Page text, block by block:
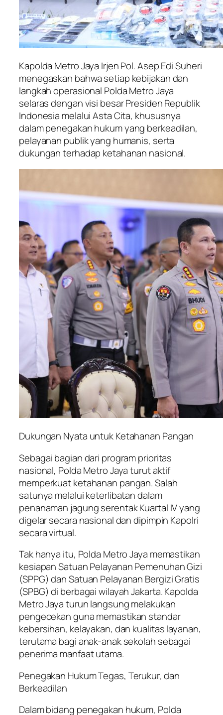
Kapolda Metro Jaya Irjen Pol. Asep Edi Suheri
menegaskan bahwa setiap kebijakan dan
langkah operasional Polda Metro Jaya
selaras dengan visi besar Presiden Republik
Indonesia melalui Asta Cita, khususnya
dalam penegakan hukum yang berkeadilan,
pelayanan publik yang humanis, serta
dukungan terhadap ketahanan nasional.
Dukungan Nyata untuk Ketahanan Pangan
Sebagai bagian dari program prioritas
nasional, Polda Metro Jaya turut aktif
memperkuat ketahanan pangan. Salah
satunya melalui keterlibatan dalam
penanaman jagung serentak Kuartal IV yang
digelar secara nasional dan dipimpin Kapolri
secara virtual.
Tak hanya itu, Polda Metro Jaya memastikan
kesiapan Satuan Pelayanan Pemenuhan Gizi
(SPPG) dan Satuan Pelayanan Bergizi Gratis
(SPBG) di berbagai wilayah Jakarta. Kapolda
Metro Jaya turun langsung melakukan
pengecekan guna memastikan standar
kebersihan, kelayakan, dan kualitas layanan,
terutama bagi anak-anak sekolah sebagai
penerima manfaat utama.
Penegakan Hukum Tegas, Terukur, dan
Berkeadilan
Dalam bidang penegakan hukum, Polda